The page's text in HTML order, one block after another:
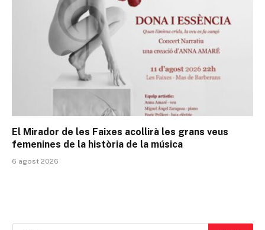
El Mirador de les Faixes acollirà les grans veus
femenines de la història de la música
6 agost 2026